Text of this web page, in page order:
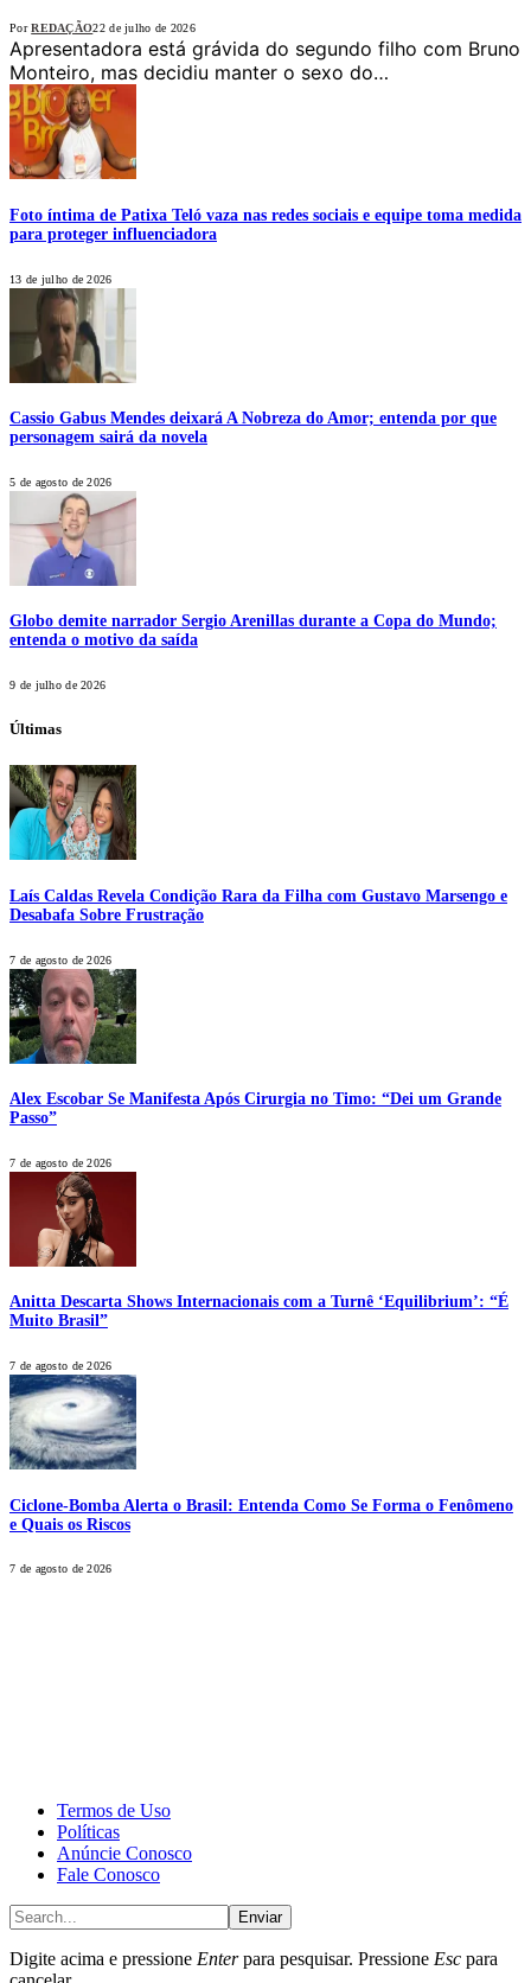
Por REDAÇÃO22 de julho de 2026
Apresentadora está grávida do segundo filho com Bruno
Monteiro, mas decidiu manter o sexo do…
Foto íntima de Patixa Teló vaza nas redes sociais e equipe toma medida
para proteger influenciadora
13 de julho de 2026
Cassio Gabus Mendes deixará A Nobreza do Amor; entenda por que
personagem sairá da novela
5 de agosto de 2026
Globo demite narrador Sergio Arenillas durante a Copa do Mundo;
entenda o motivo da saída
9 de julho de 2026
Últimas
Laís Caldas Revela Condição Rara da Filha com Gustavo Marsengo e
Desabafa Sobre Frustração
7 de agosto de 2026
Alex Escobar Se Manifesta Após Cirurgia no Timo: “Dei um Grande
Passo”
7 de agosto de 2026
Anitta Descarta Shows Internacionais com a Turnê ‘Equilibrium’: “É
Muito Brasil”
7 de agosto de 2026
Ciclone-Bomba Alerta o Brasil: Entenda Como Se Forma o Fenômeno
e Quais os Riscos
7 de agosto de 2026
Termos de Uso
Políticas
Anúncie Conosco
Fale Conosco
Enviar
Digite acima e pressione Enterpara pesquisar. Pressione Esc para